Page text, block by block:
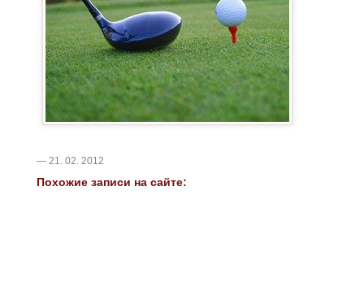
— 21. 02. 2012
Похожие записи на сайте: